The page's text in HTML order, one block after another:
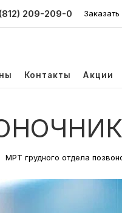
209-209-0
Контакты Акции
МРТ грудного отдела